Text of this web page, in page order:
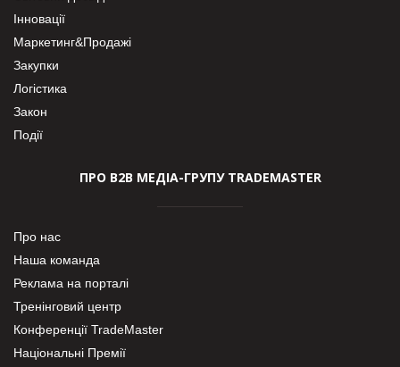
Інновації
Маркетинг&Продажі
Закупки
Логістика
Закон
Події
ПРО В2В МЕДІА-ГРУПУ TRADEMASTER
Про нас
Наша команда
Реклама на порталі
Тренінговий центр
Конференції TradeMaster
Національні Премії